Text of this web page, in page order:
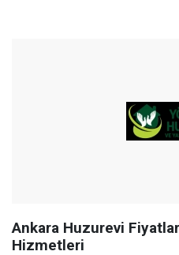
Ankara Huzurevi
Hizmetleri